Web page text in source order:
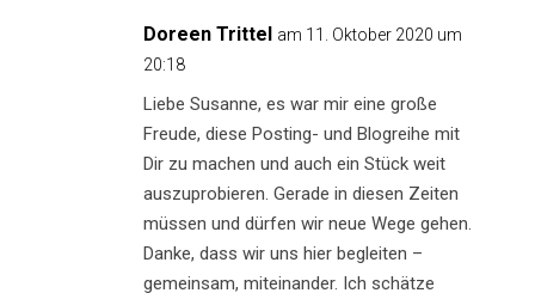
Doreen Trittel am 11. Oktober 2020 um
20:18
Liebe Susanne, es war mir eine große
Freude, diese Posting- und Blogreihe mit
Dir zu machen und auch ein Stück weit
auszuprobieren. Gerade in diesen Zeiten
müssen und dürfen wir neue Wege gehen.
Danke, dass wir uns hier begleiten –
gemeinsam, miteinander. Ich schätze